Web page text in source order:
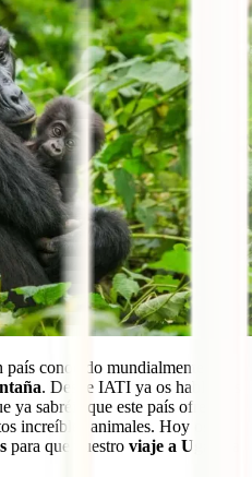
conocido mundialmente por
. Desde IATI ya os hablamos
ya sabréis que este país ofrece
increíbles animales. Hoy os
para que vuestro viaje a Uganda